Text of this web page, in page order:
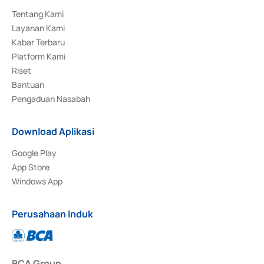
Tentang Kami
Layanan Kami
Kabar Terbaru
Platform Kami
Riset
Bantuan
Pengaduan Nasabah
Download Aplikasi
Google Play
App Store
Windows App
Perusahaan Induk